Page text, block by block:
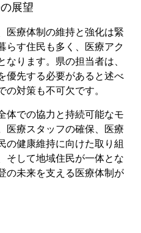
展望
医療体制の維持と強化は緊
らす住民も多く、医療アク
ります。県の担当者は、
優先する必要があると述べ
対策も不可欠です。
体での協力と持続可能なモ
医療スタッフの確保、医療
の健康維持に向けた取り組
そして地域住民が一体とな
の未来を支える医療体制が